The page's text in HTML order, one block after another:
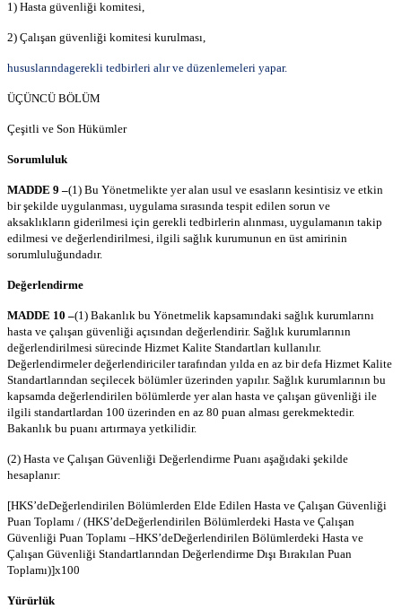
1) Hasta güvenliği komitesi,
2) Çalışan güvenliği komitesi kurulması,
hususlarındagerekli tedbirleri alır ve düzenlemeleri yapar.
ÜÇÜNCÜ BÖLÜM
Çeşitli ve Son Hükümler
Sorumluluk
MADDE 9 –(1) Bu Yönetmelikte yer alan usul ve esasların kesintisiz ve etkin
bir şekilde uygulanması, uygulama sırasında tespit edilen sorun ve
aksaklıkların giderilmesi için gerekli tedbirlerin alınması, uygulamanın takip
edilmesi ve değerlendirilmesi, ilgili sağlık kurumunun en üst amirinin
sorumluluğundadır.
Değerlendirme
MADDE 10 –(1) Bakanlık bu Yönetmelik kapsamındaki sağlık kurumlarını
hasta ve çalışan güvenliği açısından değerlendirir. Sağlık kurumlarının
değerlendirilmesi sürecinde Hizmet Kalite Standartları kullanılır.
Değerlendirmeler değerlendiriciler tarafından yılda en az bir defa Hizmet Kalite
Standartlarından seçilecek bölümler üzerinden yapılır. Sağlık kurumlarının bu
kapsamda değerlendirilen bölümlerde yer alan hasta ve çalışan güvenliği ile
ilgili standartlardan 100 üzerinden en az 80 puan alması gerekmektedir.
Bakanlık bu puanı artırmaya yetkilidir.
(2) Hasta ve Çalışan Güvenliği Değerlendirme Puanı aşağıdaki şekilde
hesaplanır:
[HKS’deDeğerlendirilen Bölümlerden Elde Edilen Hasta ve Çalışan Güvenliği
Puan Toplamı / (HKS’deDeğerlendirilen Bölümlerdeki Hasta ve Çalışan
Güvenliği Puan Toplamı –HKS’deDeğerlendirilen Bölümlerdeki Hasta ve
Çalışan Güvenliği Standartlarından Değerlendirme Dışı Bırakılan Puan
Toplamı)]x100
Yürürlük